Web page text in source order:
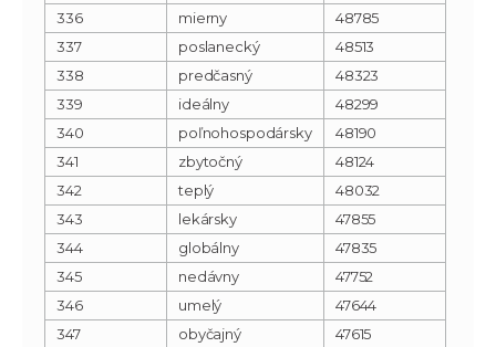
336
mierny
48785
337
poslanecký
48513
338
predčasný
48323
339
ideálny
48299
340
poľnohospodársky
48190
341
zbytočný
48124
342
teplý
48032
343
lekársky
47855
344
globálny
47835
345
nedávny
47752
346
umelý
47644
347
obyčajný
47615